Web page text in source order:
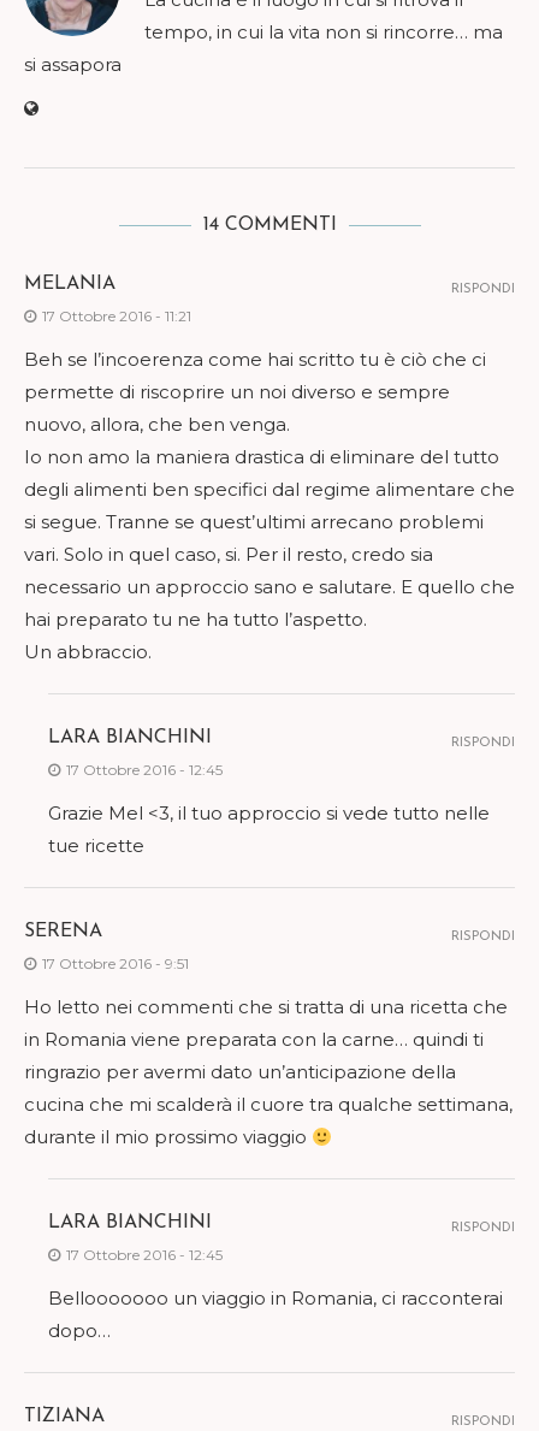
tempo, in cui la vita non si rincorre… ma
si assapora
14 COMMENTI
MELANIA
17 Ottobre 2016 - 11:21
Beh se l’incoerenza come hai scritto tu è ciò che ci
permette di riscoprire un noi diverso e sempre
nuovo, allora, che ben venga.
Io non amo la maniera drastica di eliminare del tutto
degli alimenti ben specifici dal regime alimentare che
si segue. Tranne se quest’ultimi arrecano problemi
vari. Solo in quel caso, si. Per il resto, credo sia
necessario un approccio sano e salutare. E quello che
hai preparato tu ne ha tutto l’aspetto.
Un abbraccio.
RISPONDI
LARA BIANCHINI
17 Ottobre 2016 - 12:45
Grazie Mel <3, il tuo approccio si vede tutto nelle
tue ricette
RISPONDI
SERENA
17 Ottobre 2016 - 9:51
Ho letto nei commenti che si tratta di una ricetta che
in Romania viene preparata con la carne… quindi ti
ringrazio per avermi dato un’anticipazione della
cucina che mi scalderà il cuore tra qualche settimana,
durante il mio prossimo viaggio
RISPONDI
LARA BIANCHINI
17 Ottobre 2016 - 12:45
Bellooooooo un viaggio in Romania, ci racconterai
dopo…
RISPONDI
TIZIANA RISPONDI